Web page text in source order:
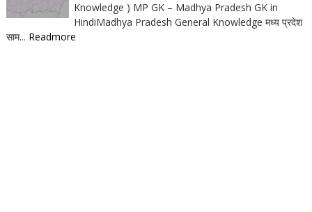
Knowledge ) MP GK – Madhya Pradesh GK in
HindiMadhya Pradesh General Knowledge मध्य प्रदेश
साम... Readmore